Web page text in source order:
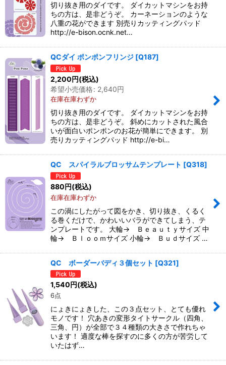
切り抜き用のダイです。 ダイカットマシンをお持
ちの方は、是非どうぞ。 カーネーションのような
八重の花ができます 別売りカッティングパッド
http://e-bison.ocnk.net…
QCダイ ポンポンフリンジ [Q187]
2,200円(税込)
希望小売価格: 2,640円
在庫在庫わずか
切り抜き用のダイです。 ダイカットマシンをお持
ちの方は、是非どうぞ。 斜めにカットされた風合
いが面白いポンポンのお花が簡単にできます。 別
売りカッティングパッド http://e-bi…
QC スパイラルブロッサムテンプレート [Q318]
880円(税込)
在庫在庫わずか
この渦にしたがって図をかき、切り抜き、くるく
る巻くだけで、かわいいバラができてしまう、テ
ンプレートです。 大輪→ Ｂｅａｕｔｙサイズ 中
輪→ Ｂｌｏｏｍサイズ 小輪→ Ｂｕｄサイズ …
QC ボーダーバディ３個セット [Q321]
1,540円(税込)
6点
にょきにょきした、この３点セット、とても優れ
モノです！ 穴あきの変形タイトサークル（四角、
三角、円）が全部で３４種類の大きさで作れちゃ
います！ 適度な棒を探すのに多くの方が苦労して
いたはず…